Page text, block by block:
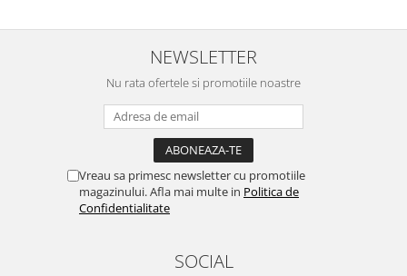
NEWSLETTER
Nu rata ofertele si promotiile noastre
Vreau sa primesc newsletter cu promotiile
magazinului. Afla mai multe in Politica de
Confidentialitate
SOCIAL